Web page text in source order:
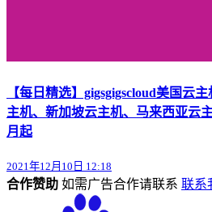
【每日精选】gigsgigscloud美国云
主机、新加坡云主机、马来西亚云
月起
2021年12月10日 12:18
合作赞助 如需广告合作请联系 联系